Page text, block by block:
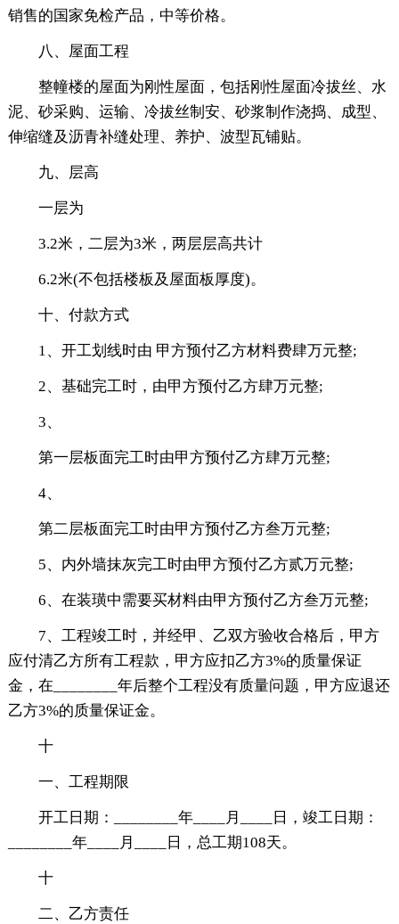
销售的国家免检产品，中等价格。
八、屋面工程
整幢楼的屋面为刚性屋面，包括刚性屋面冷拔丝、水
泥、砂采购、运输、冷拔丝制安、砂浆制作浇捣、成型、
伸缩缝及沥青补缝处理、养护、波型瓦铺贴。
九、层高
一层为
3.2米，二层为3米，两层层高共计
6.2米(不包括楼板及屋面板厚度)。
十、付款方式
1、开工划线时由 甲方预付乙方材料费肆万元整;
2、基础完工时，由甲方预付乙方肆万元整;
3、
第一层板面完工时由甲方预付乙方肆万元整;
4、
第二层板面完工时由甲方预付乙方叁万元整;
5、内外墙抹灰完工时由甲方预付乙方贰万元整;
6、在装璜中需要买材料由甲方预付乙方叁万元整;
7、工程竣工时，并经甲、乙双方验收合格后，甲方
应付清乙方所有工程款，甲方应扣乙方3%的质量保证
金，在________年后整个工程没有质量问题，甲方应退还
乙方3%的质量保证金。
十
一、工程期限
开工日期：________年____月____日，竣工日期：
________年____月____日，总工期108天。
十
二、乙方责任